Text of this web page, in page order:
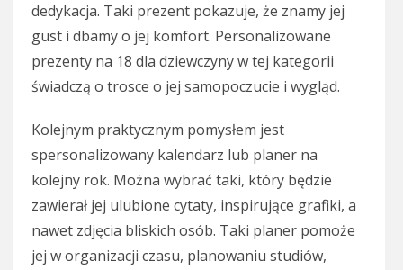
dedykacja. Taki prezent pokazuje, że znamy jej
gust i dbamy o jej komfort. Personalizowane
prezenty na 18 dla dziewczyny w tej kategorii
świadczą o trosce o jej samopoczucie i wygląd.
Kolejnym praktycznym pomysłem jest
spersonalizowany kalendarz lub planer na
kolejny rok. Można wybrać taki, który będzie
zawierał jej ulubione cytaty, inspirujące grafiki, a
nawet zdjęcia bliskich osób. Taki planer pomoże
jej w organizacji czasu, planowaniu studiów,